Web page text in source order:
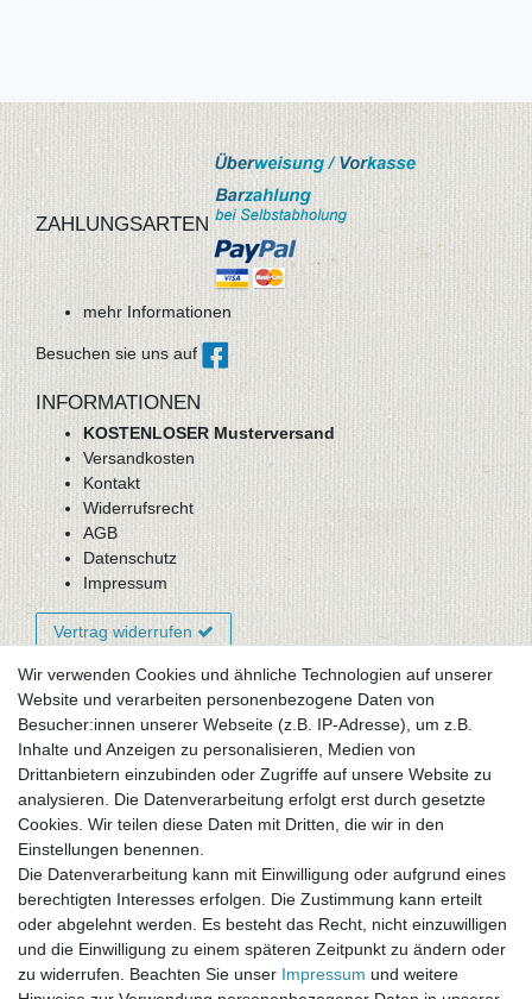
ZAHLUNGSARTEN
mehr Informationen
Besuchen sie uns auf
INFORMATIONEN
KOSTENLOSER Musterversand
Versandkosten
Kontakt
Widerrufsrecht
AGB
Datenschutz
Impressum
Vertrag widerrufen
Newsletter-Anmeldung
FAQ / Fragen
Mein Warenkorb
Mein Merkzettel
Mein Konto
UNSER LADENGESCHÄFT
Gottlieb-Daimler-Str. 10
33334 Gütersloh
ÖFFNUNGSZEITEN
Wir verwenden Cookies und ähnliche Technologien auf unserer
Website und verarbeiten personenbezogene Daten von
Besucher:innen unserer Webseite (z.B. IP-Adresse), um z.B.
Inhalte und Anzeigen zu personalisieren, Medien von
Drittanbietern einzubinden oder Zugriffe auf unsere Website zu
analysieren. Die Datenverarbeitung erfolgt erst durch gesetzte
Cookies. Wir teilen diese Daten mit Dritten, die wir in den
Einstellungen benennen.
Die Datenverarbeitung kann mit Einwilligung oder aufgrund eines
berechtigten Interesses erfolgen. Die Zustimmung kann erteilt
oder abgelehnt werden. Es besteht das Recht, nicht einzuwilligen
und die Einwilligung zu einem späteren Zeitpunkt zu ändern oder
zu widerrufen. Beachten Sie unser Impressum und weitere